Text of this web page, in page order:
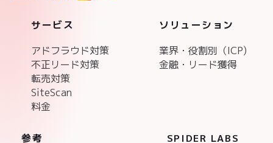
サービス
アドフラウド対策
不正リード対策
転売対策
SiteScan
料金
ソリューション
業界・役割別（ICP)
金融・リード獲得
参考
SPIDER LABS